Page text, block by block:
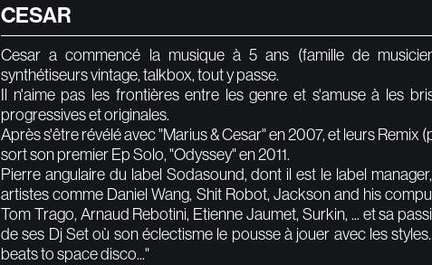
CESAR
Cesar a commencé la musique à 5 ans (famille de
synthétiseurs vintage, talkbox, tout y passe.
Il n'aime pas les frontières entre les genre et s'amuse à les
progressives et originales.
Après s'être révélé avec "Marius & Cesar" en 2007, et leurs Remix
sort son premier Ep Solo, "Odyssey" en 2011.
Pierre angulaire du label Sodasound, dont il est le label
artistes comme Daniel Wang, Shit Robot, Jackson and his
Tom Trago, Arnaud Rebotini, Etienne Jaumet, Surkin, ... et sa
de ses Dj Set où son éclectisme le pousse à jouer avec les
beats to space disco..."